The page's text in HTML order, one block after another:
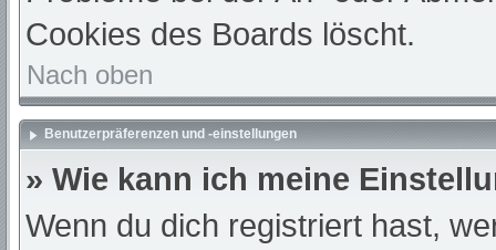
Cookies des Boards löscht.
Nach oben
Benutzerpräferenzen und -einstellungen
» Wie kann ich meine
Wenn du dich registriert hast,